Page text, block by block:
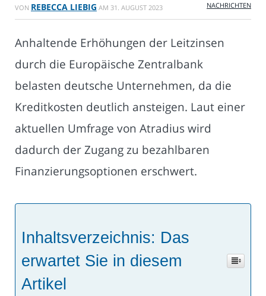
VON REBECCA LIEBIG AM 31. AUGUST 2023 NACHRICHTEN
Anhaltende Erhöhungen der Leitzinsen
durch die Europäische Zentralbank
belasten deutsche Unternehmen, da die
Kreditkosten deutlich ansteigen. Laut einer
aktuellen Umfrage von Atradius wird
dadurch der Zugang zu bezahlbaren
Finanzierungsoptionen erschwert.
Inhaltsverzeichnis: Das
erwartet Sie in diesem
Artikel